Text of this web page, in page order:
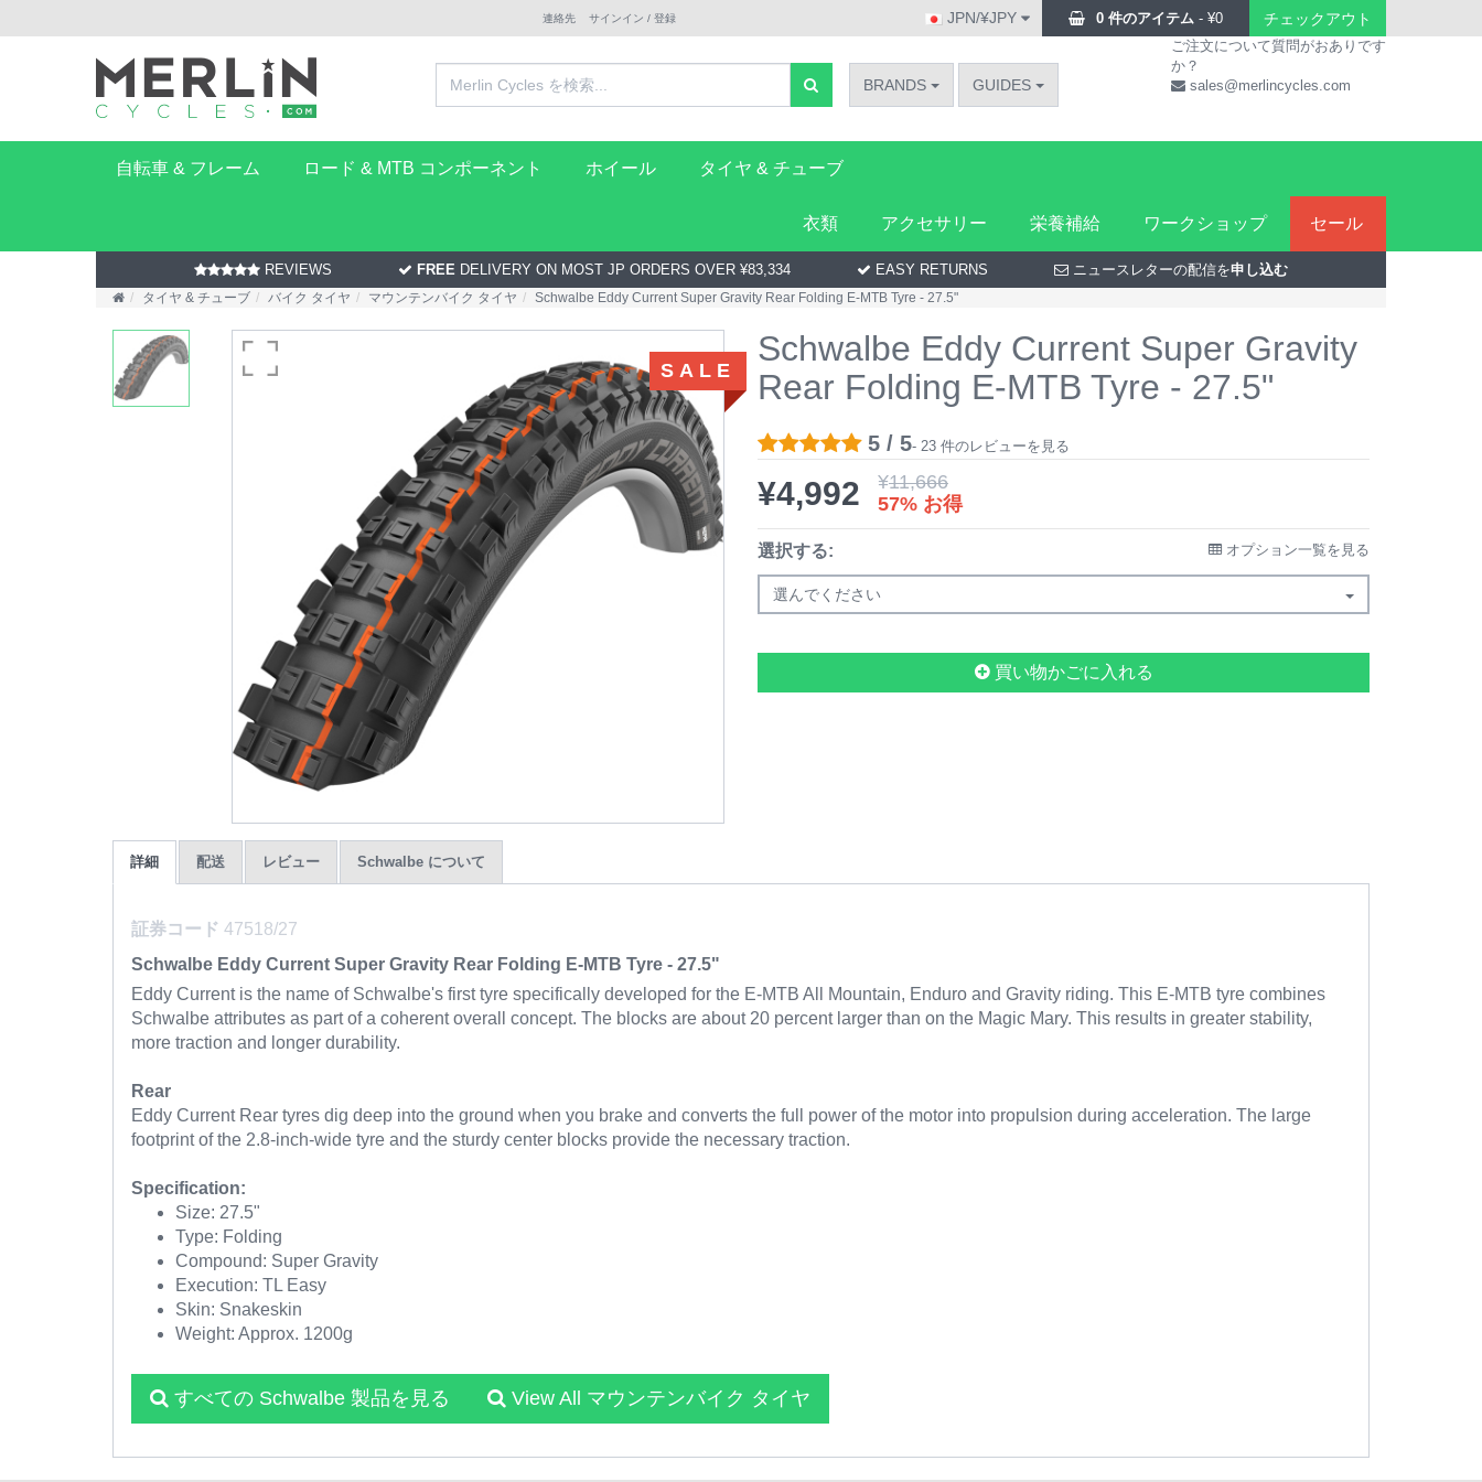
連絡先 サインイン / 登録 0 件のアイテム - ¥0 チェックアウト
JPN/¥JPY
BRANDS GUIDES
ご注文について質問がおありです
か？
sales@merlincycles.com
自転車 & フレーム ロード & MTB コンポーネント ホイール タイヤ & チューブ
衣類 アクセサリー 栄養補給 ワークショップ セール
REVIEWS FREE DELIVERY ON MOST JP ORDERS OVER ¥83,334 EASY RETURNS ニュースレターの配信を申し込む
タイヤ & チューブ バイク タイヤ マウンテンバイク タイヤ Schwalbe Eddy Current Super Gravity Rear Folding E-MTB Tyre - 27.5"
SALE
Schwalbe Eddy Current Super Gravity
Rear Folding E-MTB Tyre - 27.5"
5 / 5- 23 件のレビューを見る
¥4,992 ¥11,666
57% お得
選択する: オプション一覧を見る
選んでください
買い物かごに入れる
詳細 配送 レビュー Schwalbe について
証券コード 47518/27
Schwalbe Eddy Current Super Gravity Rear Folding E-MTB Tyre - 27.5"
Eddy Current is the name of Schwalbe's first tyre specifically developed for the E-MTB All Mountain, Enduro and Gravity riding. This E-MTB tyre combines
Schwalbe attributes as part of a coherent overall concept. The blocks are about 20 percent larger than on the Magic Mary. This results in greater stability,
more traction and longer durability.
Rear
Eddy Current Rear tyres dig deep into the ground when you brake and converts the full power of the motor into propulsion during acceleration. The large
footprint of the 2.8-inch-wide tyre and the sturdy center blocks provide the necessary traction.
Specification:
Size: 27.5"
Type: Folding
Compound: Super Gravity
Execution: TL Easy
Skin: Snakeskin
Weight: Approx. 1200g
すべての Schwalbe 製品を見る View All マウンテンバイク タイヤ